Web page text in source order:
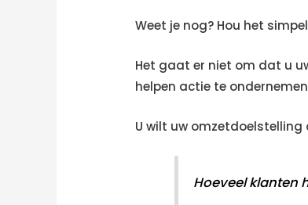
Weet je nog? Hou het
Het gaat er niet om dat u
helpen actie te
U wilt uw
Hoeveel klanten